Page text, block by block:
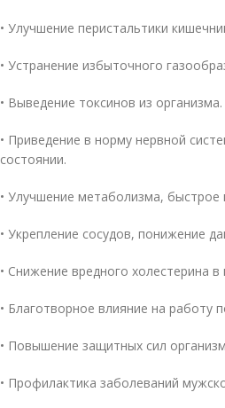
• Улучшение перистальтики
• Устранение избыточного
• Выведение токсинов из организма.
• Приведение в норму нервной
состоянии.
• Улучшение метаболизма, быстрое
• Укрепление сосудов, понижение
• Снижение вредного холестерина в
• Благотворное влияние на работу
• Повышение защитных сил
• Профилактика заболеваний